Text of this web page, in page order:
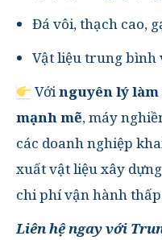
Đá vôi, thạch cao,
Vật liệu trung bình
Vớinguyên lý
mạnh mẽ, máy
các doanh nghiệp
xuất vật liệu xây
chi phí vận hành
Liên hệ ngay với